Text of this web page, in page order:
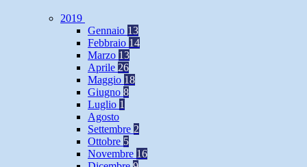
2019
Gennaio 13
Febbraio 14
Marzo 13
Aprile 26
Maggio 18
Giugno 8
Luglio 1
Agosto
Settembre 2
Ottobre 5
Novembre 16